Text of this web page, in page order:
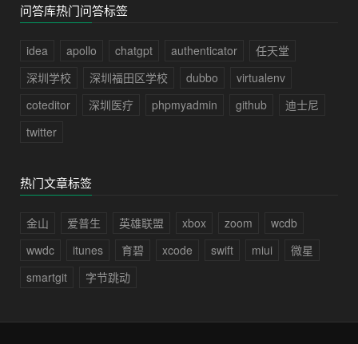
问答库热门问答标签
idea apollo chatgpt authenticator
任天堂
深圳学校
深圳福田区学校 dubbo
virtualenv
coteditor
深圳医疗 phpmyadmin github
迪士尼
twitter
热门文章标签
金山 爱普生 英雄联盟 xbox zoom
wcdb
wwdc
itunes 育碧 xcode swift miui
微星
smartgit
字节跳动